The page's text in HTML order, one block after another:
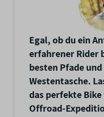
Egal, ob du ein
erfahrener Rider
besten Pfade
Westentasche.
das perfekte
Offroad-